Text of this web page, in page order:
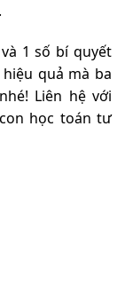
1 số bí quyết
hiệu quả mà ba
Liên hệ với
học toán tư